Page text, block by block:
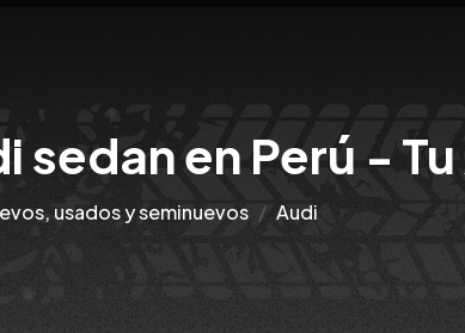
sedan en Perú -
usados y seminuevos Audi